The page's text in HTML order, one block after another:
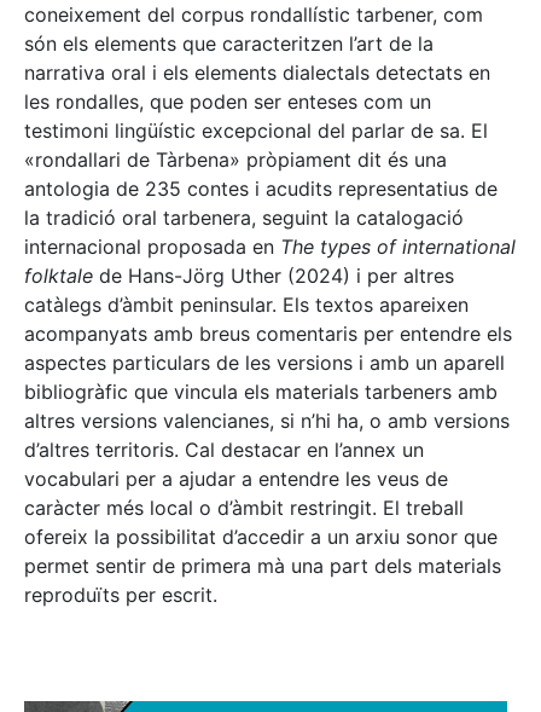
coneixement del corpus rondallístic tarbener, com
són els elements que caracteritzen l’art de la
narrativa oral i els elements dialectals detectats en
les rondalles, que poden ser enteses com un
testimoni lingüístic excepcional del parlar de sa. El
«rondallari de Tàrbena» pròpiament dit és una
antologia de 235 contes i acudits representatius de
la tradició oral tarbenera, seguint la catalogació
internacional proposada en The types of international
folktale de Hans-Jörg Uther (2024) i per altres
catàlegs d’àmbit peninsular. Els textos apareixen
acompanyats amb breus comentaris per entendre els
aspectes particulars de les versions i amb un aparell
bibliogràfic que vincula els materials tarbeners amb
altres versions valencianes, si n’hi ha, o amb versions
d’altres territoris. Cal destacar en l’annex un
vocabulari per a ajudar a entendre les veus de
caràcter més local o d’àmbit restringit. El treball
ofereix la possibilitat d’accedir a un arxiu sonor que
permet sentir de primera mà una part dels materials
reproduïts per escrit.